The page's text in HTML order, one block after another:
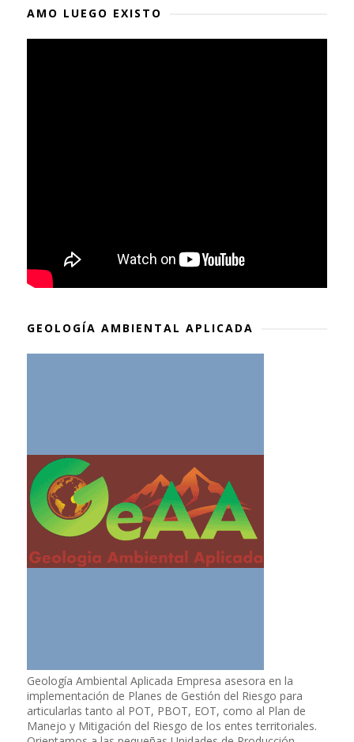
AMO LUEGO EXISTO
GEOLOGÍA AMBIENTAL APLICADA
Geología Ambiental Aplicada Empresa asesora en la
implementación de Planes de Gestión del Riesgo para
articularlas tanto al POT, PBOT, EOT, como al Plan de
Manejo y Mitigación del Riesgo de los entes territoriales.